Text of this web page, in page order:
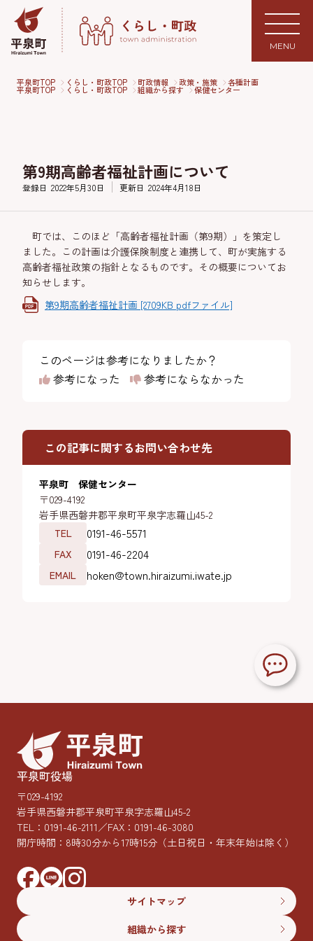
MENU
平泉町TOP くらし・町政TOP 町政情報 政策・施策 各種計画
平泉町TOP くらし・町政TOP 組織から探す 保健センター
第9期高齢者福祉計画について
登録日 2022年5月30日 更新日 2024年4月18日
町では、このほど「高齢者福祉計画（第9期）」を策定し
ました。この計画は介護保険制度と連携して、町が実施する
高齢者福祉政策の指針となるものです。その概要についてお
知らせします。
第9期高齢者福祉計画 [2709KB pdfファイル]
このページは参考になりましたか？
参考になった
参考にならなかった
この記事に関するお問い合わせ先
平泉町 保健センター
〒029-4192
岩手県西磐井郡平泉町平泉字志羅山45-2
TEL
0191-46-5571
FAX 0191-46-2204
EMAIL hoken@town.hiraizumi.iwate.jp
平泉町役場
〒029-4192
岩手県西磐井郡平泉町平泉字志羅山45-2
TEL： 0191-46-2111／FAX：0191-46-3080
開庁時間：8時30分から17時15分 （土日祝日・年末年始は除く）
サイトマップ
組織から探す